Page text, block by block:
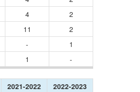
4
2
11
2
-
1
1 -
2021-2022 2022-2023